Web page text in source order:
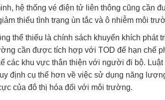
hệ thống vé điện tử liên thông cũng cần
thiểu tình trạng ùn tắc và ô nhiễm môi
thể thiếu là chính sách khuyến khích
cần được tích hợp với TOD để hạn chế
các khu vực thân thiện với người đi bộ.
định cụ thể hơn về việc sử dụng năng
của đô thị hóa đối với môi trường.